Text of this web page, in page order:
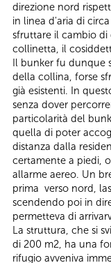
direzione nord
in linea d'aria di
sfruttare il cambio
collinetta, il
Il bunker fu dunque
della collina, forse
già esistenti. In
senza dover
particolarità del
quella di poter
distanza dalla
certamente a piedi,
allarme aereo. Un
prima verso nord,
scendendo poi in
permetteva di
La struttura, che si
di 200 m2, ha una
rifugio avveniva